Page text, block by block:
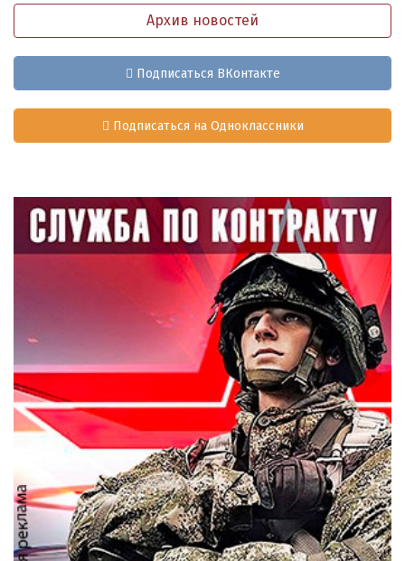
Архив новостей
Подписаться ВКонтакте
Подписаться на Одноклассники